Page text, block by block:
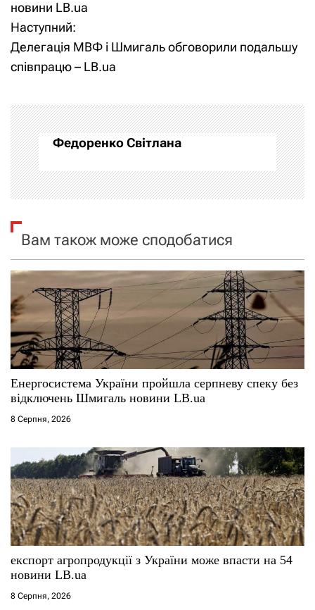
в
і
а
ц
і
а
п
и
с
і
в
новини LB.ua
Наступний:
Делегація МВФ і Шмигаль обговорили подальшу
співпрацю – LB.ua
Федоренко Світлана
Вам також може сподобатися
Енергосистема України пройшла серпневу спеку без
відключень Шмигаль новини LB.ua
8 Серпня, 2026
експорт агропродукції з України може впасти на 54
новини LB.ua
8 Серпня, 2026